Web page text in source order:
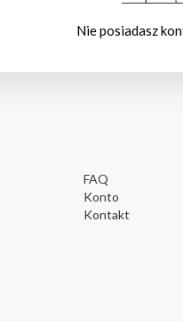
Nie posiadasz
FAQ
Konto
Kontakt